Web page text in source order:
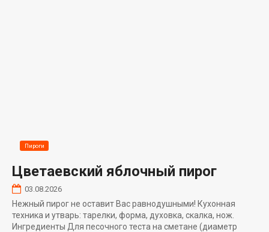
Пироги
Цветаевский яблочный пирог
03.08.2026
Нежный пирог не оставит Вас равнодушными! Кухонная
техника и утварь: тарелки, форма, духовка, скалка, нож.
Ингредиенты Для песочного теста на сметане (диаметр